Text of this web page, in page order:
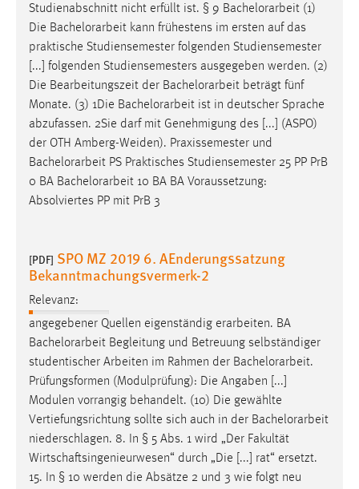
Studienabschnitt nicht erfüllt ist. § 9 Bachelorarbeit (1)
Die Bachelorarbeit kann frühestens im ersten auf das
praktische Studiensemester folgenden Studiensemester
[...] folgenden Studiensemesters ausgegeben werden. (2)
Die Bearbeitungszeit der Bachelorarbeit beträgt fünf
Monate. (3) 1Die Bachelorarbeit ist in deutscher Sprache
abzufassen. 2Sie darf mit Genehmigung des [...] (ASPO)
der OTH Amberg-Weiden). Praxissemester und
Bachelorarbeit PS Praktisches Studiensemester 25 PP PrB
0 BA Bachelorarbeit 10 BA BA Voraussetzung:
Absolviertes PP mit PrB 3
[PDF] SPO MZ 2019 6. AEnderungssatzung
Bekanntmachungsvermerk-2
Relevanz:
angegebener Quellen eigenständig erarbeiten. BA
Bachelorarbeit Begleitung und Betreuung selbständiger
studentischer Arbeiten im Rahmen der Bachelorarbeit.
Prüfungsformen (Modulprüfung): Die Angaben [...]
Modulen vorrangig behandelt. (10) Die gewählte
Vertiefungsrichtung sollte sich auch in der Bachelorarbeit
niederschlagen. 8. In § 5 Abs. 1 wird „Der Fakultät
Wirtschaftsingenieurwesen“ durch „Die [...] rat“ ersetzt.
15. In § 10 werden die Absätze 2 und 3 wie folgt neu